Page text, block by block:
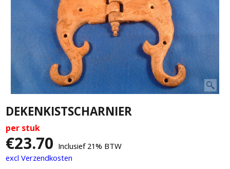
DEKENKISTSCHARNIER
per stuk
€23.70 Inclusief 21% BTW
excl Verzendkosten